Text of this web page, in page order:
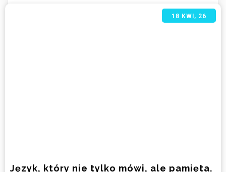
Język, który nie tylko mówi, ale pamięta.
18 KWI, 26